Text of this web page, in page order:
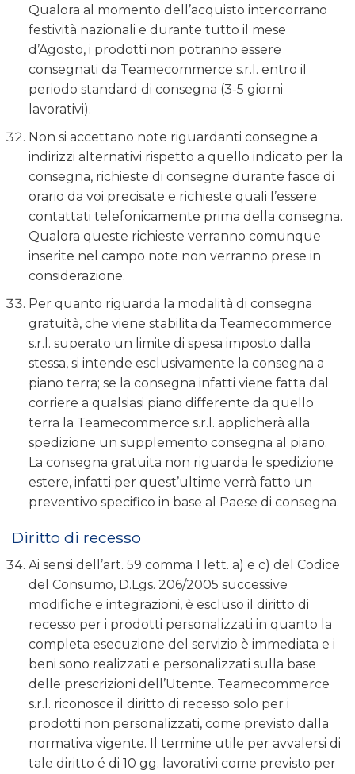
Qualora al momento dell’acquisto intercorrano
festività nazionali e durante tutto il mese
d’Agosto, i prodotti non potranno essere
consegnati da Teamecommerce s.r.l. entro il
periodo standard di consegna (3-5 giorni
lavorativi).
Non si accettano note riguardanti consegne a
indirizzi alternativi rispetto a quello indicato per la
consegna, richieste di consegne durante fasce di
orario da voi precisate e richieste quali l’essere
contattati telefonicamente prima della consegna.
Qualora queste richieste verranno comunque
inserite nel campo note non verranno prese in
considerazione.
Per quanto riguarda la modalità di consegna
gratuità, che viene stabilita da Teamecommerce
s.r.l. superato un limite di spesa imposto dalla
stessa, si intende esclusivamente la consegna a
piano terra; se la consegna infatti viene fatta dal
corriere a qualsiasi piano differente da quello
terra la Teamecommerce s.r.l. applicherà alla
spedizione un supplemento consegna al piano.
La consegna gratuita non riguarda le spedizione
estere, infatti per quest’ultime verrà fatto un
preventivo specifico in base al Paese di consegna.
Diritto di recesso
Ai sensi dell’art. 59 comma 1 lett. a) e c) del Codice
del Consumo, D.Lgs. 206/2005 successive
modifiche e integrazioni, è escluso il diritto di
recesso per i prodotti personalizzati in quanto la
completa esecuzione del servizio è immediata e i
beni sono realizzati e personalizzati sulla base
delle prescrizioni dell’Utente. Teamecommerce
s.r.l. riconosce il diritto di recesso solo per i
prodotti non personalizzati, come previsto dalla
normativa vigente. Il termine utile per avvalersi di
tale diritto é di 10 gg. lavorativi come previsto per